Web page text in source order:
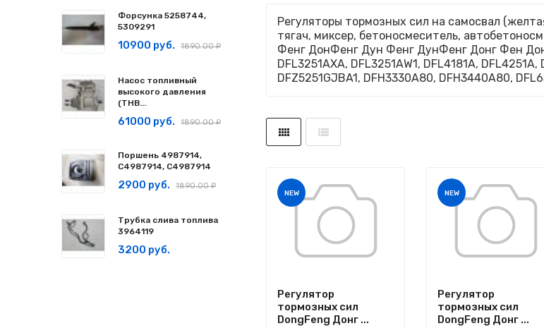
Регуляторы тормозных сил на самосвал
тягач, миксер, бетоносмеситель,
Фенг ДонФенг Дун Фенг ДунФенг Донг Фен
DFL3251AXA, DFL3251AW1, DFL4181A,
DFZ5251GJBA1, DFH3330A80, DFH3440A80,
NEW
Регулятор
тормозных сил
DongFeng Донг ...
NEW
Регулятор
тормозных сил
DongFeng Донг ...
Форсунка 5258744,
5309291
10900 руб. 1890.00 ₽
Насос топливный
высокого давления
(ТНВ...
61000 руб. 1890.00 ₽
Поршень 4987914,
C4987914, С4987914
2900 руб. 1890.00 ₽
Трубка слива топлива
3964119
3200 руб.